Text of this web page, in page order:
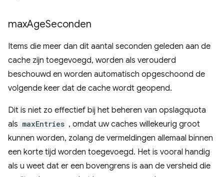
maxAgeSeconden
Items die meer dan dit aantal seconden geleden aan de
cache zijn toegevoegd, worden als verouderd
beschouwd en worden automatisch opgeschoond de
volgende keer dat de cache wordt geopend.
Dit is niet zo effectief bij het beheren van opslagquota
als maxEntries , omdat uw caches willekeurig groot
kunnen worden, zolang de vermeldingen allemaal binnen
een korte tijd worden toegevoegd. Het is vooral handig
als u weet dat er een bovengrens is aan de versheid die